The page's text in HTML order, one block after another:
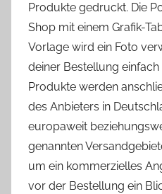
Produkte gedruckt. Die
Shop mit einem Grafik-
Vorlage wird ein Foto
deiner Bestellung
Produkte werden
des Anbieters in
europaweit
genannten
um ein kommerzielles
vor der Bestellung ein